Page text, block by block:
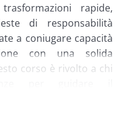
rapide,
di responsabilità
a coniugare capacità
con una solida
corso è rivolto a chi
e pratiche in grado di